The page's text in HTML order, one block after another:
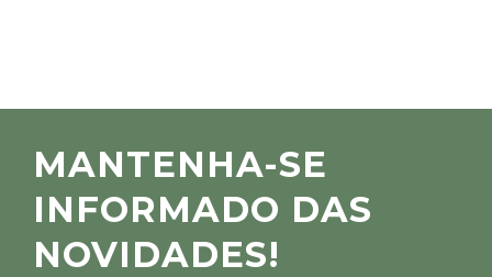
MANTENHA-SE
INFORMADO DAS
NOVIDADES!